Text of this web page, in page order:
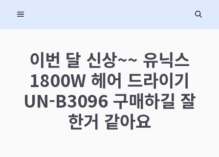
MENU
이번 달 신상~~ 유닉스
1800W 헤어 드라이기
UN-B3096 구매하길 잘
한거 같아요